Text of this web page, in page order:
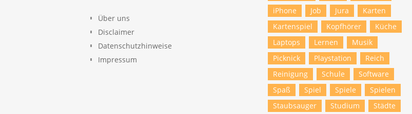
Über uns
Disclaimer
Datenschutzhinweise
Impressum
iPhone
Job Jura
Karten
Kartenspiel
Kopfhörer
Küche
Laptops
Lernen
Musik
Picknick
Playstation
Reich
Reinigung
Schule
Software
Spaß
Spiel Spiele
Spielen
Staubsauger
Studium Städte